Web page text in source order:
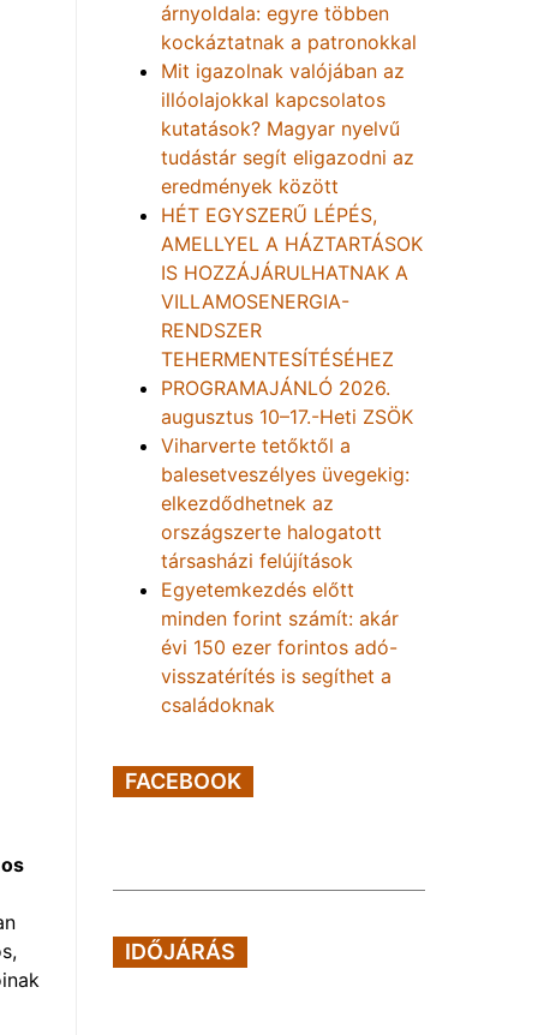
árnyoldala: egyre többen
kockáztatnak a patronokkal
Mit igazolnak valójában az
illóolajokkal kapcsolatos
kutatások? Magyar nyelvű
tudástár segít eligazodni az
eredmények között
HÉT EGYSZERŰ LÉPÉS,
AMELLYEL A HÁZTARTÁSOK
IS HOZZÁJÁRULHATNAK A
VILLAMOSENERGIA-
RENDSZER
TEHERMENTESÍTÉSÉHEZ
PROGRAMAJÁNLÓ 2026.
augusztus 10–17.-Heti ZSÖK
Viharverte tetőktől a
balesetveszélyes üvegekig:
elkezdődhetnek az
országszerte halogatott
társasházi felújítások
Egyetemkezdés előtt
minden forint számít: akár
évi 150 ezer forintos adó-
visszatérítés is segíthet a
családoknak
FACEBOOK
IDŐJÁRÁS